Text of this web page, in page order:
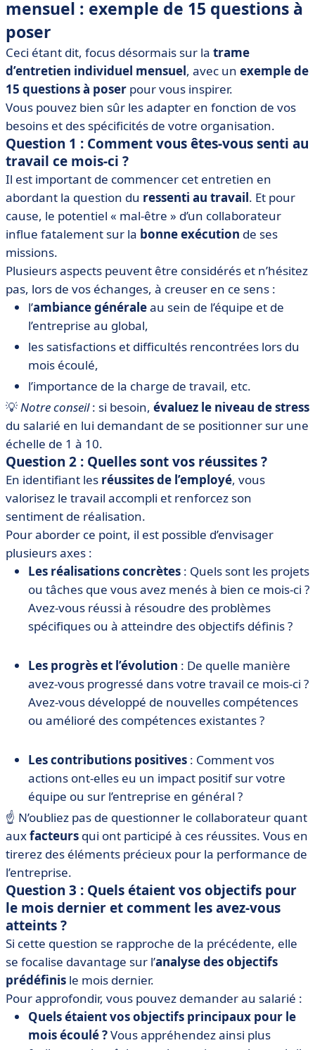
mensuel : exemple de 15 questions à
poser
Ceci étant dit, focus désormais sur la trame
d’entretien individuel mensuel, avec un exemple de
15 questions à poser pour vous inspirer.
Vous pouvez bien sûr les adapter en fonction de vos
besoins et des spécificités de votre organisation.
Question 1 : Comment vous êtes-vous senti au
travail ce mois-ci ?
Il est important de commencer cet entretien en
abordant la question du ressenti au travail. Et pour
cause, le potentiel « mal-être » d’un collaborateur
influe fatalement sur la bonne exécution de ses
missions.
Plusieurs aspects peuvent être considérés et n’hésitez
pas, lors de vos échanges, à creuser en ce sens :
l’ambiance généraleau sein de l’équipe et de
l’entreprise au global,
les satisfactions et difficultés rencontrées lors du
mois écoulé,
l’importance de la charge de travail, etc.
💡Notre conseil: si besoin, évaluez le niveau de stress
du salarié en lui demandant de se positionner sur une
échelle de 1 à 10.
Question 2 : Quelles sont vos réussites ?
En identifiant les réussites de l’employé, vous
valorisez le travail accompli et renforcez son
sentiment de réalisation.
Pour aborder ce point, il est possible d’envisager
plusieurs axes :
Les réalisations concrètes : Quels sont les projets
ou tâches que vous avez menés à bien ce mois-ci ?
Avez-vous réussi à résoudre des problèmes
spécifiques ou à atteindre des objectifs définis ?
Les progrès et l’évolution : De quelle manière
avez-vous progressé dans votre travail ce mois-ci ?
Avez-vous développé de nouvelles compétences
ou amélioré des compétences existantes ?
Les contributions positives : Comment vos
actions ont-elles eu un impact positif sur votre
équipe ou sur l’entreprise en général ?
☝️ N’oubliez pas de questionner le collaborateur quant
auxfacteurs qui ont participé à ces réussites. Vous en
tirerez des éléments précieux pour la performance de
l’entreprise.
Question 3 : Quels étaient vos objectifs pour
le mois dernier et comment les avez-vous
atteints ?
Si cette question se rapproche de la précédente, elle
se focalise davantage sur l’analyse des objectifs
prédéfinis le mois dernier.
Pour approfondir, vous pouvez demander au salarié :
Quels étaient vos objectifs principaux pour le
mois écoulé ?Vous appréhendez ainsi plus